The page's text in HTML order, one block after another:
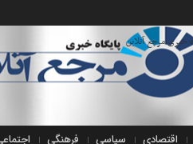
اقتصادی سیاسی فرهنگی